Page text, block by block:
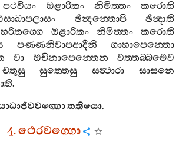
පථවියං ඔළාරිකං නිමිත‍්තං
කරොති
ඡින්‍දන‍්තොපි
ඡින්‍දාති
හරිතග‍්ගෙ ඔළාරිකං නිමිත‍්තං
කරොති
පණ‍්ණනිවාපආදීනි
ගාහාපෙන‍්තො
වා ඔචිනාපෙන‍්තෙන
වත‍්තබ‍්බමෙව
චතූසු සුත‍්තෙසු සත්‍ථාරා
සාසනෙ
.
තතියො.
4.ථෙරවග‍්ගො